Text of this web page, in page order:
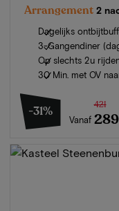
Arrangement 2
Dagelijks
3-Gangendiner
Op slechts 2u
30 Min. met OV
-31%
Vanaf
421
289